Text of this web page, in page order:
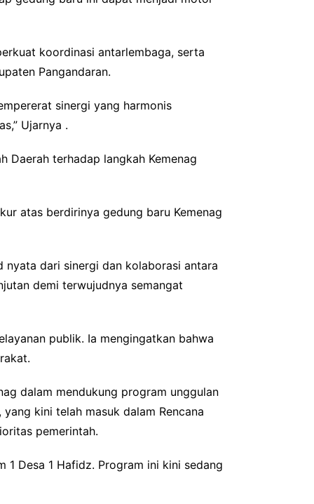
koordinasi antarlembaga, serta
Pangandaran.
sinergi yang harmonis
Ujarnya .
Daerah terhadap langkah Kemenag
atas berdirinya gedung baru Kemenag
nyata dari sinergi dan kolaborasi antara
demi terwujudnya semangat
publik. Ia mengingatkan bahwa
dalam mendukung program unggulan
kini telah masuk dalam Rencana
pemerintah.
1 Desa 1 Hafidz. Program ini kini sedang